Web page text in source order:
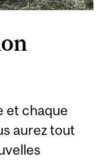
et chaque
aurez tout